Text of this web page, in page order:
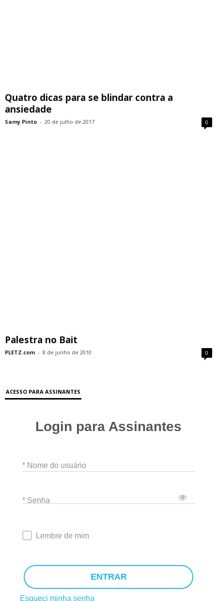
Quatro dicas para se blindar contra a
ansiedade
Samy Pinto - 20 de julho de 2017 0
Palestra no Bait
PLETZ.com - 8 de junho de 2010 0
ACESSO PARA ASSINANTES
Login para Assinantes
* Nome do usuário
* Senha
Lembre de mim
ENTRAR
Esqueci minha senha